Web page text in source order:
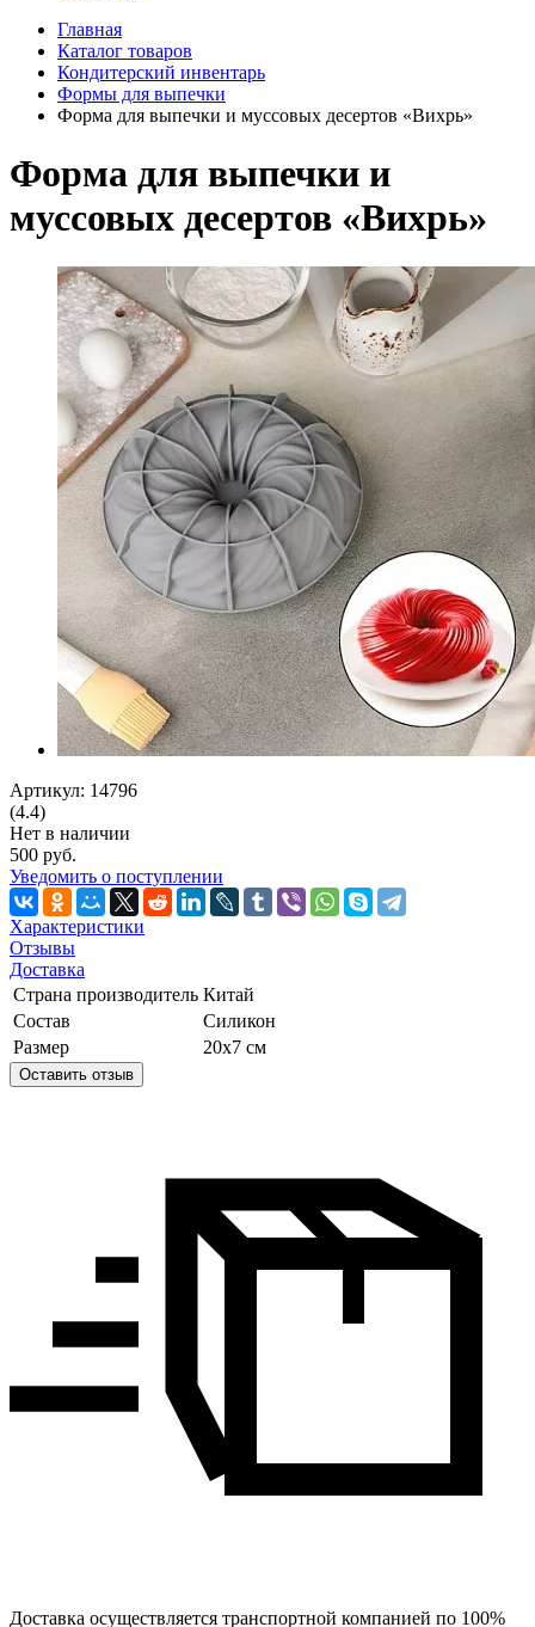
Главная
Каталог товаров
Кондитерский инвентарь
Формы для выпечки
Форма для выпечки и муссовых десертов «Вихрь»
Форма для выпечки и
муссовых десертов «Вихрь»
Артикул: 14796
(4.4)
Нет в наличии
500 руб.
Уведомить о поступлении
Характеристики
Отзывы
Доставка
Страна производитель Китай
Состав
Силикон
Размер
20х7 см
Оставить отзыв
Доставка осуществляется транспортной компанией по 100%